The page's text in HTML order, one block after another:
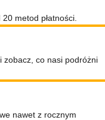
metod płatności.
i zobacz, co nasi podróżni
nawet z rocznym